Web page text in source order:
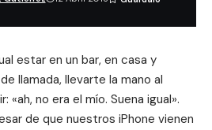
estar en un bar, en casa y
llamada, llevarte la mano al
«ah, no era el mío. Suena igual».
de que nuestros iPhone vienen